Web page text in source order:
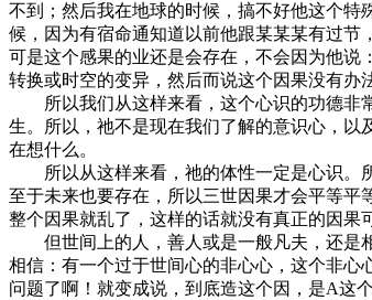
不到；然后我在地球的时候，搞不好他这个
候，因为有宿命通知道以前他跟某某某有过节
可是这个感果的业还是会存在，不会因为他说
转换或时空的变异，然后而说这个因果没有办
所以我们从这样来看，这个心识的功德非常
生。所以，祂不是现在我们了解的意识心，
在想什么。
所以从这样来看，祂的体性一定是心识。所
至于未来也要存在，所以三世因果才会平等平
整个因果就乱了，这样的话就没有真正的因果
但世间上的人，善人或是一般凡夫，还是相
相信：有一个过于世间心的非心心，这个非
问题了啊！就变成说，到底造这个因，是A这